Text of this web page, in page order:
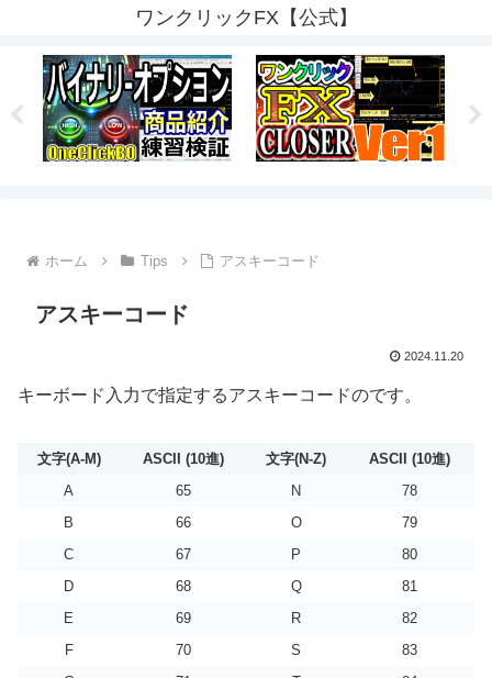
ワンクリックFX【公式】
ホーム Tips アスキーコード
アスキーコード
2024.11.20
キーボード入力で指定するアスキーコードのです。
文字(A-M) ASCII (10進) 文字(N-Z)
ASCII (10進)
A
65 N
78
B
66 O
79
C
67 P
80
D
68 Q
81
E
69 R
82
F
70 S
83